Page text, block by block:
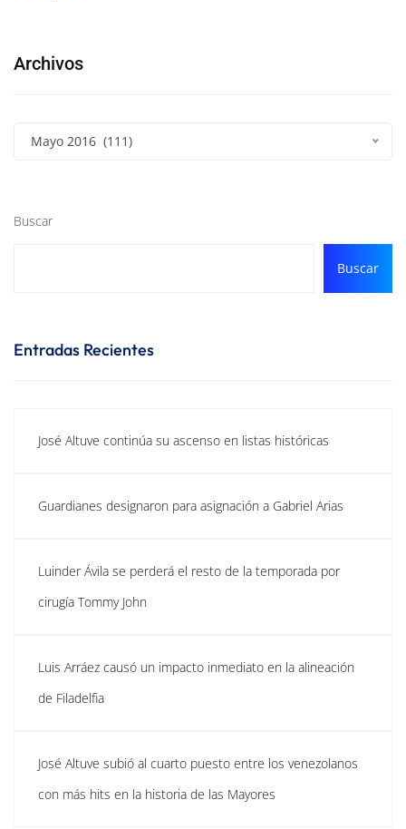
Archivos
Mayo 2016 (111)
Buscar
Buscar
Entradas Recientes
José Altuve continúa su ascenso en listas históricas
Guardianes designaron para asignación a Gabriel Arias
Luinder Ávila se perderá el resto de la temporada por
cirugía Tommy John
Luis Arráez causó un impacto inmediato en la alineación
de Filadelfia
José Altuve subió al cuarto puesto entre los venezolanos
con más hits en la historia de las Mayores